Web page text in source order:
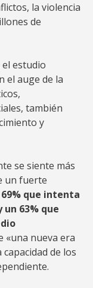
la violencia
de
estudio
el auge de la
también
y
se siente más
un fuerte
que intenta
63% que
«una nueva era
de los